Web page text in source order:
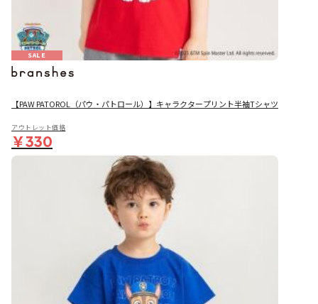
SALE
【PAW PATOROL（パウ・パトロール）】キャラクタープリント半袖Tシャツ
アウトレット価格
￥330